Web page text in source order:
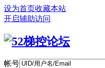
设为首页收藏本站
开启辅助访问
帐号